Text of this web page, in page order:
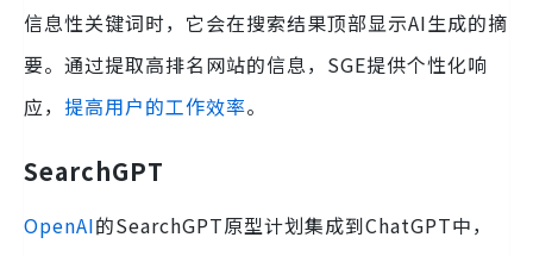
信息性关键词时，它会在搜索结果顶部显示AI生成的摘
要。通过提取高排名网站的信息，SGE提供个性化响
应， 提高用户的工作效率。
SearchGPT
OpenAI的SearchGPT原型计划集成到ChatGPT中，